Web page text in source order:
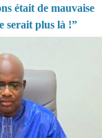
était de mauvaise
serait plus là !”